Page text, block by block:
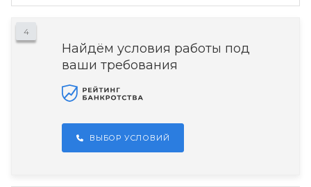
4
Найдём условия работы под
ваши требования
ВЫБОР УСЛОВИЙ